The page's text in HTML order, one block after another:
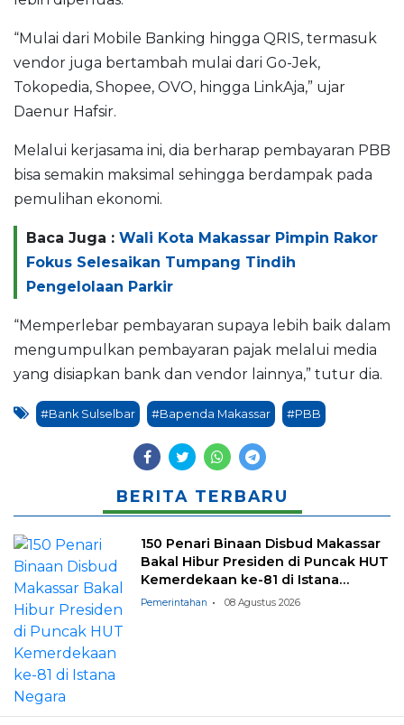
“Mulai dari Mobile Banking hingga QRIS, termasuk
vendor juga bertambah mulai dari Go-Jek,
Tokopedia, Shopee, OVO, hingga LinkAja,” ujar
Daenur Hafsir.
Melalui kerjasama ini, dia berharap pembayaran PBB
bisa semakin maksimal sehingga berdampak pada
pemulihan ekonomi.
Baca Juga : Wali Kota Makassar Pimpin Rakor
Fokus Selesaikan Tumpang Tindih
Pengelolaan Parkir
“Memperlebar pembayaran supaya lebih baik dalam
mengumpulkan pembayaran pajak melalui media
yang disiapkan bank dan vendor lainnya,” tutur dia.
#Bank Sulselbar #Bapenda Makassar #PBB
BERITA TERBARU
150 Penari Binaan Disbud Makassar
Bakal Hibur Presiden di Puncak HUT
Kemerdekaan ke-81 di Istana
Negara
Pemerintahan 08 Agustus 2026